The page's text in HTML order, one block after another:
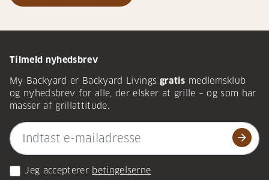
Tilmeld nyhedsbrev
My Backyard er Backyard Livings gratis medlemsklub
og nyhedsbrev for alle, der elsker at grille – og som har
masser af grillattitude.
arrow_forward
Jeg accepterer betingelserne